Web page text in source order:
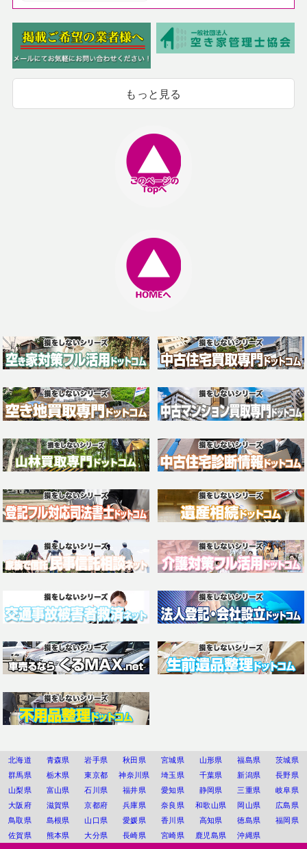
もっと見る
北海道 青森県 岩手県 秋田県 宮城県 山形県 福島県
茨城県
群馬県
栃木県 東京都 神奈川県 埼玉県 千葉県 新潟県
長野県
山梨県
富山県 石川県 福井県 愛知県 静岡県 三重県
岐阜県
大阪府
滋賀県 京都府 兵庫県 奈良県 和歌山県 岡山県
広島県
鳥取県
島根県 山口県 愛媛県 香川県 高知県 徳島県
福岡県
佐賀県
熊本県 大分県 長崎県 宮崎県 鹿児島県 沖縄県